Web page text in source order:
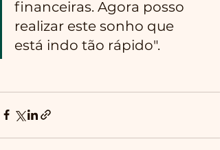
financeiras. Agora posso
realizar este sonho que
está indo tão rápido".